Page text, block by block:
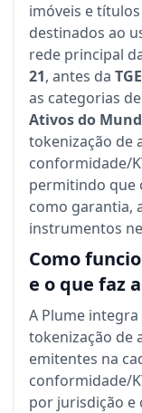
imóveis e
destinados ao
rede principal
21, antes da TGE
as categorias de
Ativos do
tokenização de
conformidade/
permitindo que
como garantia,
instrumentos
Como
e o que faz
A Plume
tokenização de
emitentes na
conformidade/
por jurisdição e